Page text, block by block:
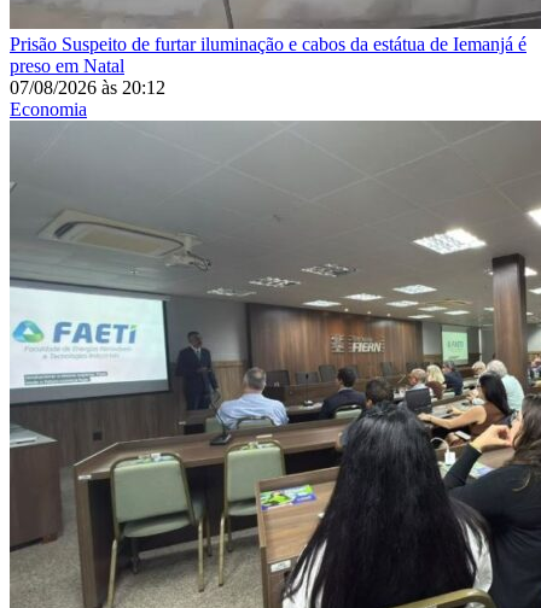
Prisão Suspeito de furtar iluminação e cabos da estátua de Iemanjá é
preso em Natal
07/08/2026 às 20:12
Economia